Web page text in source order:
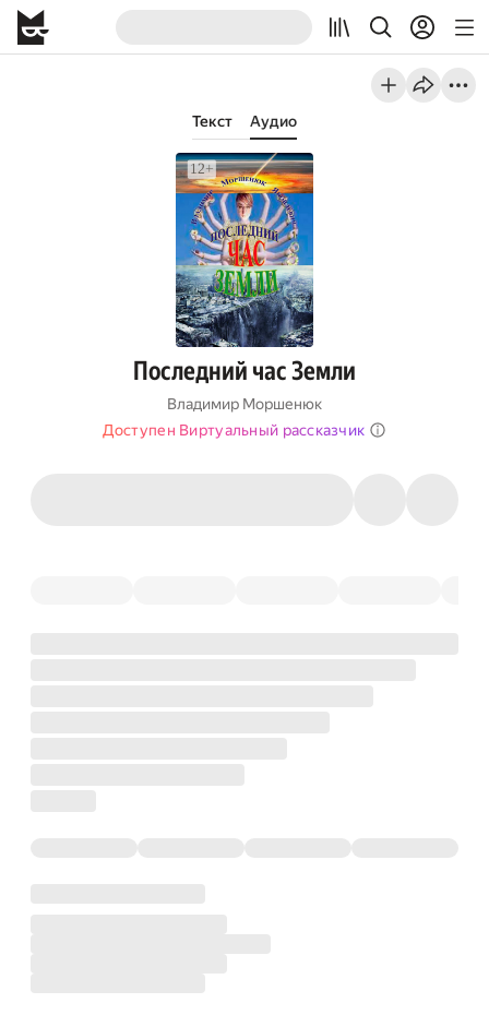
Текст Аудио
Последний час Земли
Владимир Моршенюк
Доступен Виртуальный рассказчик